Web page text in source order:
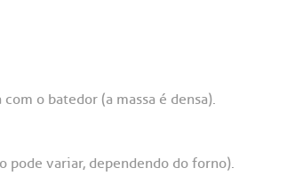
o batedor (a massa é densa).
pode variar, dependendo do forno).